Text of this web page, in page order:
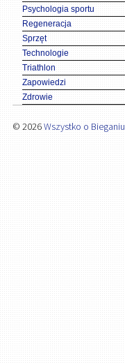
Psychologia sportu
Regeneracja
Sprzęt
Technologie
Triathlon
Zapowiedzi
Zdrowie
© 2026Wszystko o Bieganiu